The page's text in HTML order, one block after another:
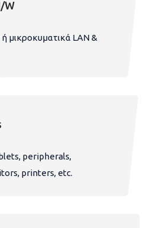
W
μικροκυματικά LAN &
peripherals,
printers, etc.